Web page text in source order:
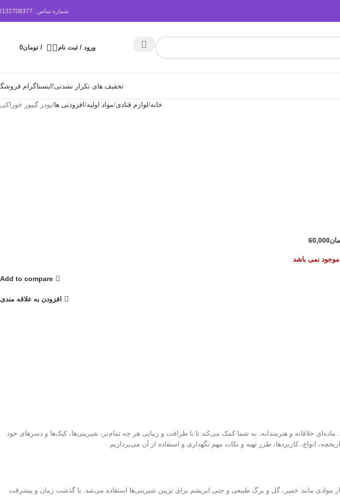
شماره تماس :
ورود / ثبت نام / تومان0
تخفیف های تکرار نشدنی!اینستاگرام
خانه لوازم قنادی مواد اولیه افزودنی ها پودر گیپور خوراکی
60,000
موجود نمی باشد
Add to compare
افزودن به علاقه مندی
خلاقانه و هنرمندانه، به شما کمک می‌کند تا با ظرافت و زیبایی هر چه تمام‌تر، شیرینی‌ها، کیک‌ها و دسرهای خود
انواع، کاربردها، طرز تهیه و نکات مهم نگهداری و استفاده از آن می‌پردازیم.
از موادی مانند خمیر، گل و برگ طبیعی و حتی ابریشم برای تزیین شیرینی‌ها استفاده می‌شد. با گذشت زمان و پیشرفت